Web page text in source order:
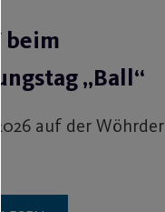
beim
„Ball“
auf der Wöhrder